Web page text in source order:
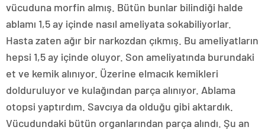
vücuduna morfin almış. Bütün bunlar bilindiği halde
ablamı 1,5 ay içinde nasıl ameliyata sokabiliyorlar.
Hasta zaten ağır bir narkozdan çıkmış. Bu ameliyatların
hepsi 1,5 ay içinde oluyor. Son ameliyatında burundaki
et ve kemik alınıyor. Üzerine elmacık kemikleri
dolduruluyor ve kulağından parça alınıyor. Ablama
otopsi yaptırdım. Savcıya da olduğu gibi aktardık.
Vücudundaki bütün organlarından parça alındı. Şu an